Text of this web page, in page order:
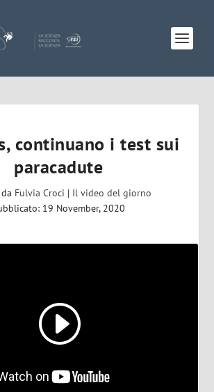
continuano i test sui
paracadute
Fulvia Croci | Il video del giorno
19 November, 2020